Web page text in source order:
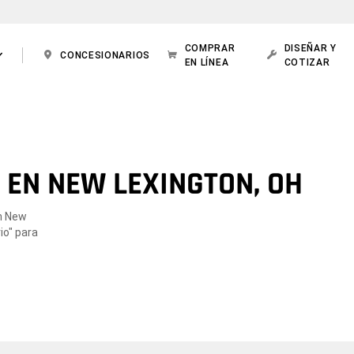
CONCESIONARIOS
COMPRAR
EN LÍNEA
DISEÑAR Y
COTIZAR
NEW LEXINGTON, OH
New
para